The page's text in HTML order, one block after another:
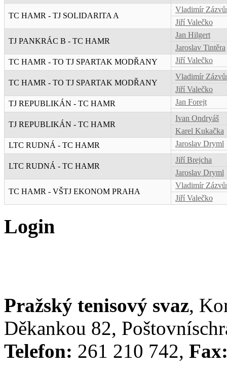
TC HAMR - TJ SOLIDARITA A
Vladimír
Jiří Valečko
TJ PANKRÁC B - TC HAMR
Jan Hilgert
Jaroslav Tintěra
TC HAMR - TO TJ SPARTAK MODŘANY
Jiří Valečko
TC HAMR - TO TJ SPARTAK MODŘANY
Vladimír
Jiří Valečko
TJ REPUBLIKÁN - TC HAMR
Jan Forejt
TJ REPUBLIKÁN - TC HAMR
Ivan Ondryáš
Karel Kukačka
LTC RUDNÁ - TC HAMR
Jaroslav Dryml
LTC RUDNÁ - TC HAMR
Jiří Brejcha
Jaroslav Dryml
TC HAMR - VŠTJ EKONOM PRAHA
Vladimír
Jiří Valečko
Login
Pražský tenisový svaz,
Děkankou 82,
Telefon: 261 210 742,